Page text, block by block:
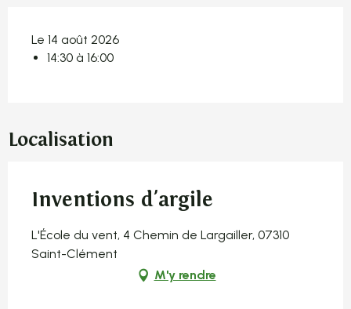
Le 14 août 2026
14:30 à 16:00
Localisation
Inventions d'argile
L'École du vent, 4 Chemin de Largailler, 07310
Saint-Clément
M'y rendre